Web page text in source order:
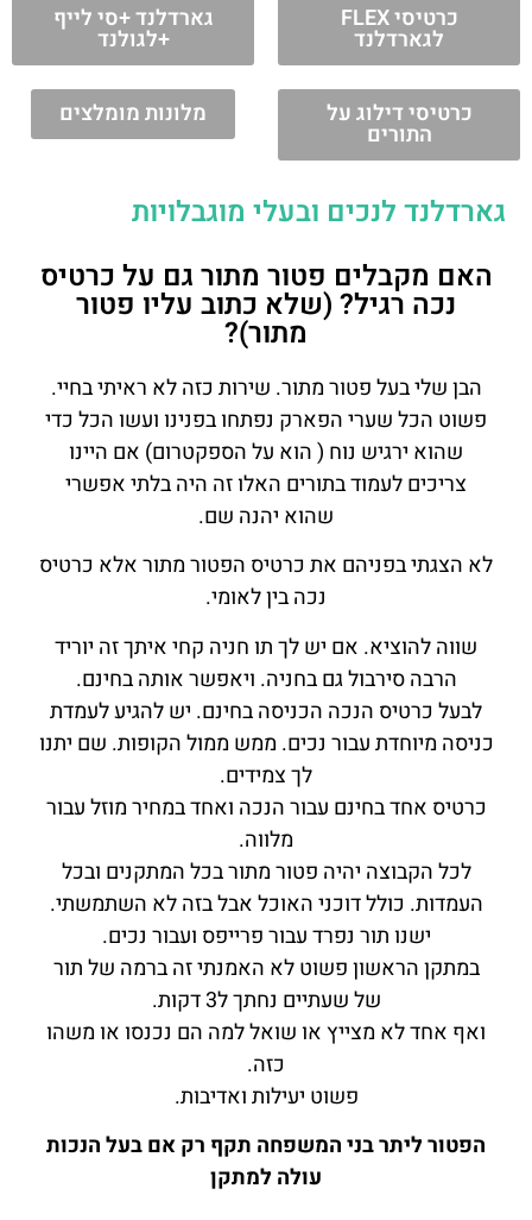
כרטיסי FLEX
לגארדלנד
גארדלנד +סי לייף
+לגולנד
כרטיסי דילוג על
התורים
מלונות מומלצים
גארדלנד לנכים ובעלי מוגבלויות
האם מקבלים פטור מתור גם על כרטיס
נכה רגיל? (שלא כתוב עליו פטור
מתור)?
הבן שלי בעל פטור מתור. שירות כזה לא ראיתי בחיי.
פשוט הכל שערי הפארק נפתחו בפנינו ועשו הכל כדי
שהוא ירגיש נוח ( הוא על הספקטרום) אם היינו
צריכים לעמוד בתורים האלו זה היה בלתי אפשרי
שהוא יהנה שם.
לא הצגתי בפניהם את כרטיס הפטור מתור אלא כרטיס
נכה בין לאומי.
שווה להוציא. אם יש לך תו חניה קחי איתך זה יוריד
הרבה סירבול גם בחניה. ויאפשר אותה בחינם.
לבעל כרטיס הנכה הכניסה בחינם. יש להגיע לעמדת
כניסה מיוחדת עבור נכים. ממש ממול הקופות. שם יתנו
לך צמידים.
כרטיס אחד בחינם עבור הנכה ואחד במחיר מוזל עבור
מלווה.
לכל הקבוצה יהיה פטור מתור בכל המתקנים ובכל
העמדות. כולל דוכני האוכל אבל בזה לא השתמשתי.
ישנו תור נפרד עבור פרייפס ועבור נכים.
במתקן הראשון פשוט לא האמנתי זה ברמה של תור
של שעתיים נחתך ל3 דקות.
ואף אחד לא מצייץ או שואל למה הם נכנסו או משהו
כזה.
פשוט יעילות ואדיבות.
הפטור ליתר בני המשפחה תקף רק אם בעל הנכות
עולה למתקן